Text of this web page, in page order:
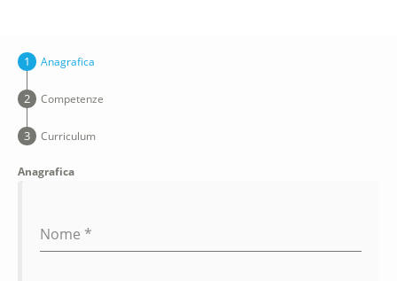
Anagrafica
Competenze
Curriculum
Anagrafica
Nome *